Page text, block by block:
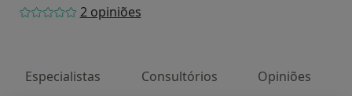
2 opiniões
Especialistas Consultórios Opiniões